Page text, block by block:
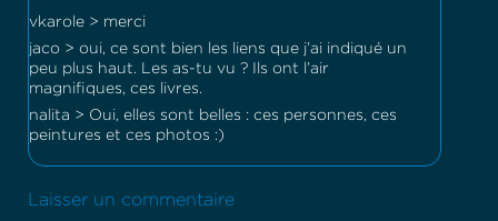
vkarole > merci
jaco > oui, ce sont bien les liens que j’ai indiqué un
peu plus haut. Les as-tu vu ? Ils ont l’air
magnifiques, ces livres.
nalita > Oui, elles sont belles : ces personnes, ces
peintures et ces photos :)
Laisser un commentaire